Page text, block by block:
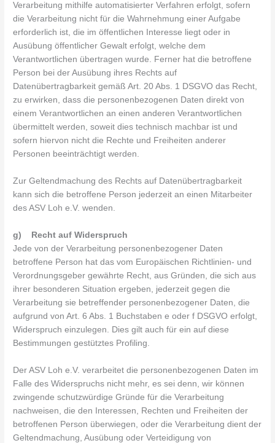
Verarbeitung mithilfe automatisierter Verfahren erfolgt, sofern
die Verarbeitung nicht für die Wahrnehmung einer Aufgabe
erforderlich ist, die im öffentlichen Interesse liegt oder in
Ausübung öffentlicher Gewalt erfolgt, welche dem
Verantwortlichen übertragen wurde. Ferner hat die betroffene
Person bei der Ausübung ihres Rechts auf
Datenübertragbarkeit gemäß Art. 20 Abs. 1 DSGVO das Recht,
zu erwirken, dass die personenbezogenen Daten direkt von
einem Verantwortlichen an einen anderen Verantwortlichen
übermittelt werden, soweit dies technisch machbar ist und
sofern hiervon nicht die Rechte und Freiheiten anderer
Personen beeinträchtigt werden.
Zur Geltendmachung des Rechts auf Datenübertragbarkeit
kann sich die betroffene Person jederzeit an einen Mitarbeiter
des ASV Loh e.V. wenden.
g) Recht auf Widerspruch
Jede von der Verarbeitung personenbezogener Daten
betroffene Person hat das vom Europäischen Richtlinien- und
Verordnungsgeber gewährte Recht, aus Gründen, die sich aus
ihrer besonderen Situation ergeben, jederzeit gegen die
Verarbeitung sie betreffender personenbezogener Daten, die
aufgrund von Art. 6 Abs. 1 Buchstaben e oder f DSGVO erfolgt,
Widerspruch einzulegen. Dies gilt auch für ein auf diese
Bestimmungen gestütztes Profiling.
Der ASV Loh e.V. verarbeitet die personenbezogenen Daten im
Falle des Widerspruchs nicht mehr, es sei denn, wir können
zwingende schutzwürdige Gründe für die Verarbeitung
nachweisen, die den Interessen, Rechten und Freiheiten der
betroffenen Person überwiegen, oder die Verarbeitung dient der
Geltendmachung, Ausübung oder Verteidigung von